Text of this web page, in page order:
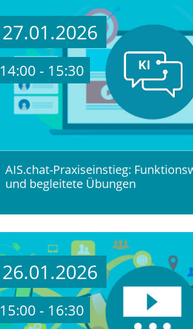
27.01.2026
14:00 - 15:30
AIS.chat-Praxiseinstieg:
und begleitete Übungen
26.01.2026
15:00 - 16:30